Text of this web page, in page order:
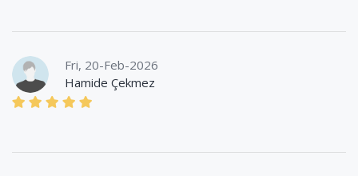
Fri, 20-Feb-2026
Hamide Çekmez